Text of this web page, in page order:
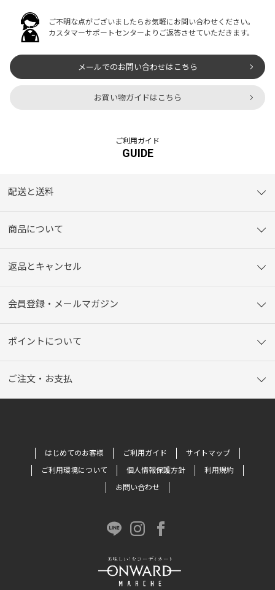
ご不明な点がございましたらお気軽にお問い合わせください。
カスタマーサポートセンターよりご返答させていただきます。
メールでのお問い合わせはこちら
お買い物ガイドはこちら
ご利用ガイド
GUIDE
配送と送料
商品について
返品とキャンセル
会員登録・メールマガジン
ポイントについて
ご注文・お支払
はじめてのお客様 ご利用ガイド
サイトマップ
ご利用環境について
個人情報保護方針
利用規約
お問い合わせ